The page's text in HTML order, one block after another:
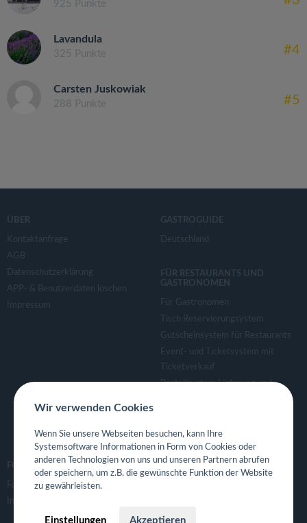
925 Punkte
Lavandula
325 Punkte #4
Carsten Juskowiak
288 Punkte #5
ÜBER
Kontaktanfrage
AGB
Datenschutzerklärung
APP- & Benutzerdaten löschen
Impressum
GASTROGUIDE
Deutschland
FÜR RESTAURANTS UND
GASTRONOMEN
Für Gastronomen
Tisch Reservierungsystem
Gutscheinsystem für Restaurants
Event- und Ticketsystem mit
Ticketverkauf
Bestellsystem Lieferung und
Eigene App für Restaurant
FOLGE UNS
Facebook
Instagram
Wir verwenden Cookies
Wenn Sie unsere Webseiten besuchen, kann Ihre
Systemsoftware Informationen in Form von Cookies oder
anderen Technologien von uns und unseren Partnern abrufen
oder speichern, um z.B. die gewünschte Funktion der Website
zu gewährleisten.
Einstellungen Akzeptieren